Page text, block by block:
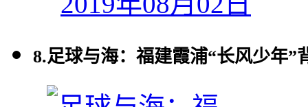
8.足球与海：福建霞浦“长风少年”